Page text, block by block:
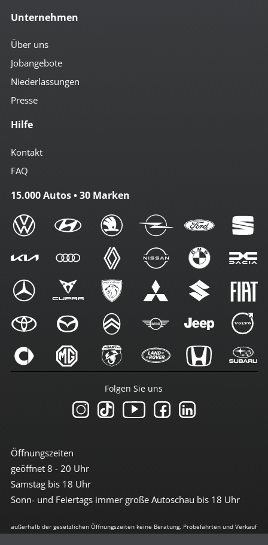
Unternehmen
Über uns
Jobangebote
Niederlassungen
Presse
Hilfe
Kontakt
FAQ
15.000 Autos • 30 Marken
Öffnungszeiten
geöffnet 8 - 20 Uhr
Samstag bis 18 Uhr
Sonn- und Feiertags immer große Autoschau bis 18 Uhr
Folgen Sie uns
außerhalb der gesetzlichen Öffnungszeiten keine Beratung, Probefahrten und Verkauf